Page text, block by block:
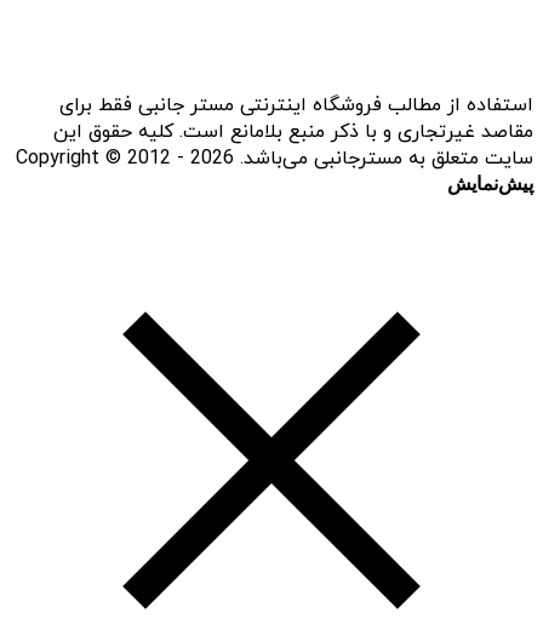
استفاده از مطالب فروشگاه اینترنتی مستر جانبی فقط برای
مقاصد غیرتجاری و با ذکر منبع بلامانع است. کلیه حقوق این
سایت متعلق به مسترجانبی می‌باشد. Copyright © 2012 - 2026
پیش‌نمایش